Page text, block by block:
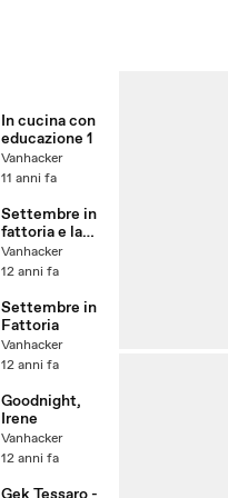
In cucina con
educazione 1
Vanhacker
11 anni fa
Settembre in
fattoria e la
solidarietà
Vanhacker
12 anni fa
Settembre in
Fattoria
Vanhacker
12 anni fa
Goodnight,
Irene
Vanhacker
12 anni fa